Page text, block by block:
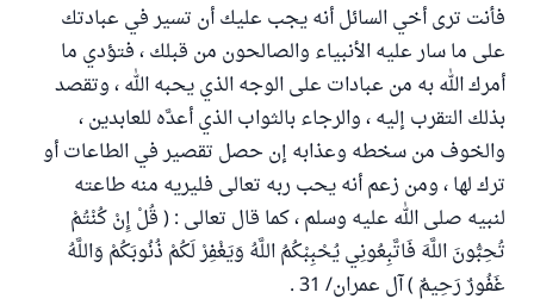
فأنت ترى أخي السائل أنه يجب عليك أن تسير في عبادتك
على ما سار عليه الأنبياء والصالحون من قبلك ، فتؤدي ما
أمرك الله به من عبادات على الوجه الذي يحبه الله ، وتقصد
بذلك التقرب إليه ، والرجاء بالثواب الذي أعدَّه للعابدين ،
والخوف من سخطه وعذابه إن حصل تقصير في الطاعات أو
ترك لها ، ومن زعم أنه يحب ربه تعالى فليريه منه طاعته
لنبيه صلى الله عليه وسلم ، كما قال تعالى : ( قُلْ إِنْ كُنْتُمْ
تُحِبُّونَ اللَّهَ فَاتَّبِعُونِي يُحْبِبْكُمُ اللَّهُ وَيَغْفِرْ لَكُمْ ذُنُوبَكُمْ وَاللَّهُ
غَفُورٌ رَحِيمٌ ) آل عمران/ 31 .